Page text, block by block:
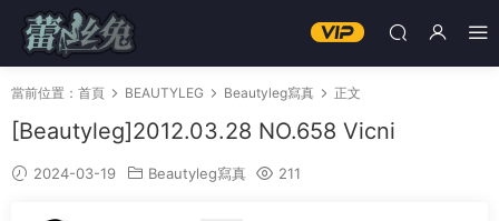
當前位置： 首頁 BEAUTYLEG Beautyleg寫真 正文
[Beautyleg]2012.03.28 NO.658 Vicni
2024-03-19 Beautyleg寫真 211